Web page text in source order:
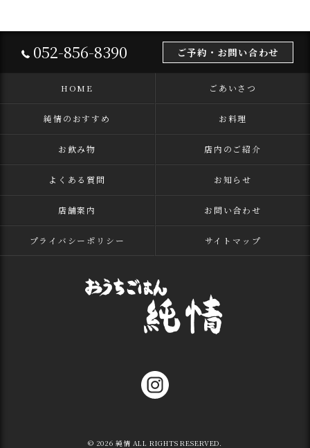
052-856-8390 ご予約・お問い合わせ
HOME ごあいさつ
純情のおすすめ お料理
お飲み物 店内のご紹介
よくある質問 お知らせ
店舗案内 お問い合わせ
プライバシーポリシー サイトマップ
© 2026 純情 ALL RIGHTS RESERVED.